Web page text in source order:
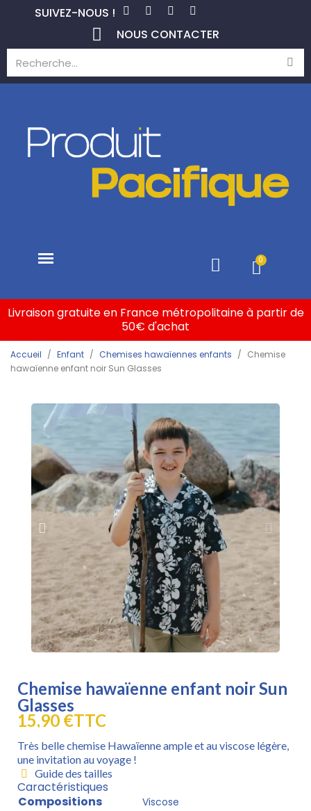
SUIVEZ-NOUS !
NOUS CONTACTER
Livraison gratuite en France métropolitaine à partir de
50€ d'achat
Accueil Enfant Chemises hawaïennes enfants
Chemise
hawaïenne enfant noir Sun Glasses
Chemise hawaïenne enfant noir Sun
Glasses
15,90 €TTC
Très belle chemise Hawaïenne ample et au viscose légère,
une invitation au voyage !
Guide des tailles
Caractéristiques
Compositions
Viscose